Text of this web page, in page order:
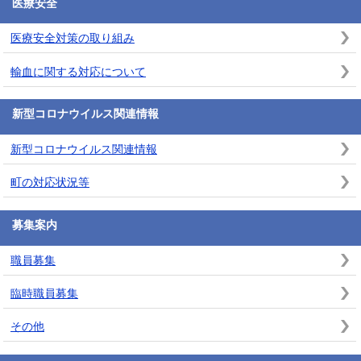
医療安全
医療安全対策の取り組み
輸血に関する対応について
新型コロナウイルス関連情報
新型コロナウイルス関連情報
町の対応状況等
募集案内
職員募集
臨時職員募集
その他